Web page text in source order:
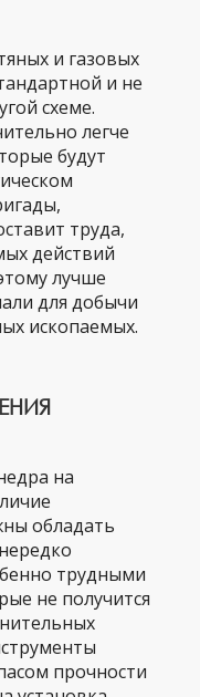
и газовых
и не
схеме.
легче
будут
труда,
действий
лучше
для добычи
ископаемых.
на
обладать
трудными
не получится
прочности